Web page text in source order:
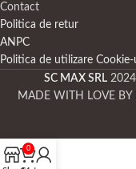
Contact
Politica de retur
ANPC
Politica de utilizare Cookie-
SC MAX SRL 2024
MADE WITH LOVE BY
0